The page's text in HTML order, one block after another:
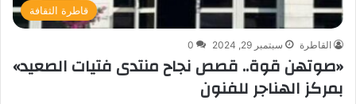
قاطرة الثقافة
القاطرة سبتمبر 29, 2024 0
«صوتهن قوة.. قصص نجاح منتدى فتيات الصعيد»
بمركز الهناجر للفنون